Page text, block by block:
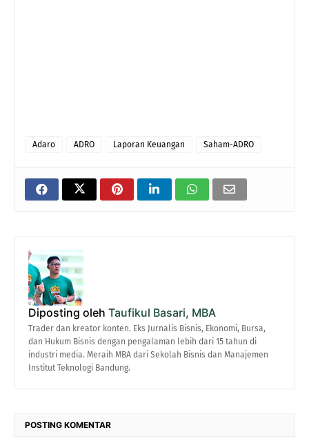
Adaro ADRO Laporan Keuangan Saham-ADRO
Diposting oleh Taufikul Basari, MBA
Trader dan kreator konten. Eks Jurnalis Bisnis, Ekonomi, Bursa,
dan Hukum Bisnis dengan pengalaman lebih dari 15 tahun di
industri media. Meraih MBA dari Sekolah Bisnis dan Manajemen
Institut Teknologi Bandung.
POSTING KOMENTAR